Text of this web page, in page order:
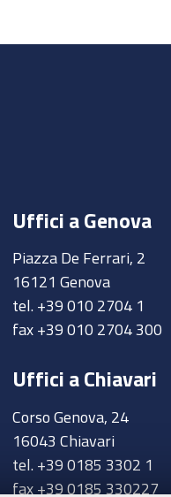
Uffici a Genova
Piazza De Ferrari, 2
16121 Genova
tel. +39 010 2704 1
fax +39 010 2704 300
Uffici a Chiavari
Corso Genova, 24
16043 Chiavari
tel. +39 0185 3302 1
fax +39 0185 330227